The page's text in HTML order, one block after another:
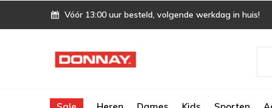
Vóór 13:00 uur besteld, volgende werkdag in huis!